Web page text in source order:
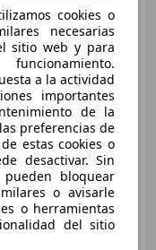
1
88 kW (120 CV)
cookies o
necesarias
sitio web y para
a la actividad
importantes
de la
preferencias de
estas cookies o
desactivar. Sin
bloquear
o avisarle
o herramientas
del sitio